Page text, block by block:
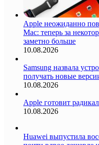
Apple неожиданно
Mac: теперь за
заметно больше
10.08.2026
Samsung назвала
получать новые
10.08.2026
Apple готовит
10.08.2026
Huawei выпустила